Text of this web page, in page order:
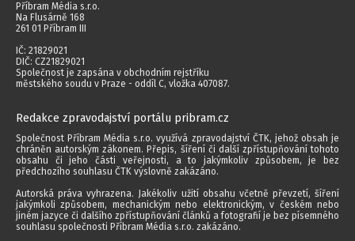
Příbram Média s.r.o.
Na Flusárně 168
261 01 Příbram III
IČ: 21829021
DIČ: CZ21829021
Společnost je zapsána v obchodním rejstříku
městského soudu v Praze - oddíl C, vložka 407087.
Redakce zpravodajství portálu pribram.cz
Společnost Příbram Média s.r.o. využívá zpravodajství ČTK, jehož obsah je
chráněn autorským zákonem. Přepis, šíření či další zpřístupňování tohoto
obsahu či jeho části veřejnosti, a to jakýmkoliv způsobem, je bez
předchozího souhlasu ČTK výslovně zakázáno.
Autorská práva vyhrazena. Jakékoliv užití obsahu včetně převzetí, šíření
jakýmkoli způsobem, mechanickým nebo elektronickým, v českém nebo
jiném jazyce či dalšího zpřístupňování článků a fotografií je bez písemného
souhlasu společnosti Příbram Média s.r.o. zakázáno.